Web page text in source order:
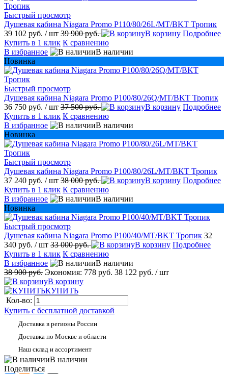
Быстрый просмотр
Душевая кабина Niagara Promo P110/80/26L/MT/BKT Тропик
39 102 руб. / шт 39 900 руб. В корзину Подробнее
Купить в 1 клик К сравнению
В избранное
В наличии
Новинка
Быстрый просмотр
Душевая кабина Niagara Promo P100/80/26Q/MT/BKT Тропик
36 750 руб. / шт 37 500 руб. В корзину Подробнее
Купить в 1 клик К сравнению
В избранное
В наличии
Новинка
Быстрый просмотр
Душевая кабина Niagara Promo P100/80/26L/MT/BKT Тропик
37 240 руб. / шт 38 000 руб. В корзину Подробнее
Купить в 1 клик К сравнению
В избранное
В наличии
Новинка
Быстрый просмотр
Душевая кабина Niagara Promo P100/40/MT/BKT Тропик 32
340 руб. / шт 33 000 руб. В корзину Подробнее
Купить в 1 клик К сравнению
В избранное
В наличии
38 900 руб. Экономия: 778 руб. 38 122 руб. / шт
В корзину
КУПИТЬ
Кол-во:
Купить с бесплатной доставкой
Доставка в регионы России
Доставка по Москве и области
Наш склад и ассортимент
В наличии
Поделиться